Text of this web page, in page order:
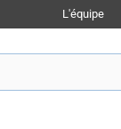
L'équipe